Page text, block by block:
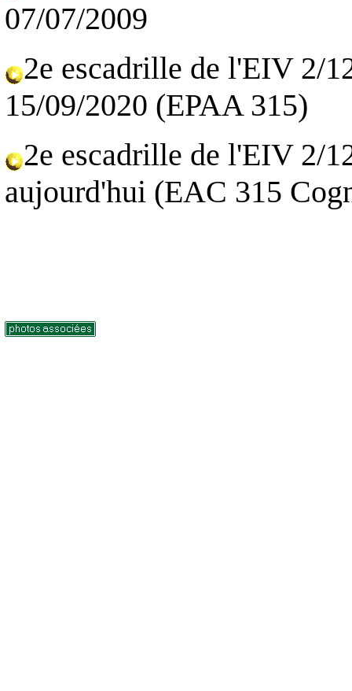
07/07/2009
2e escadrille de l'EIV 2/
15/09/2020 (EPAA 315)
2e escadrille de l'EIV 2/
aujourd'hui (EAC 315